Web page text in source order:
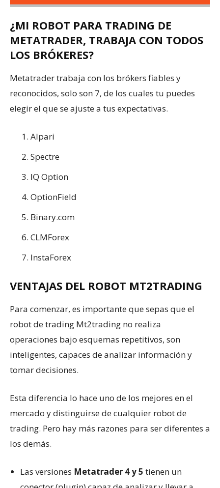
¿MI ROBOT PARA TRADING DE
METATRADER, TRABAJA CON TODOS
LOS BRÓKERES?
Metatrader trabaja con los brókers fiables y
reconocidos, solo son 7, de los cuales tu puedes
elegir el que se ajuste a tus expectativas.
Alpari
Spectre
IQ Option
OptionField
Binary.com
CLMForex
InstaForex
VENTAJAS DEL ROBOT MT2TRADING
Para comenzar, es importante que sepas que el
robot de trading Mt2trading no realiza
operaciones bajo esquemas repetitivos, son
inteligentes, capaces de analizar información y
tomar decisiones.
Esta diferencia lo hace uno de los mejores en el
mercado y distinguirse de cualquier robot de
trading. Pero hay más razones para ser diferentes a
los demás.
Las versiones Metatrader 4 y 5 tienen un